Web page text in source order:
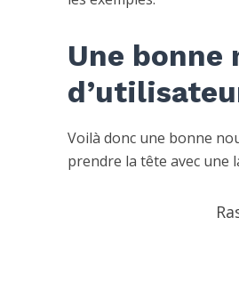
Une
Voilà donc une bonne
prendre la tête avec une